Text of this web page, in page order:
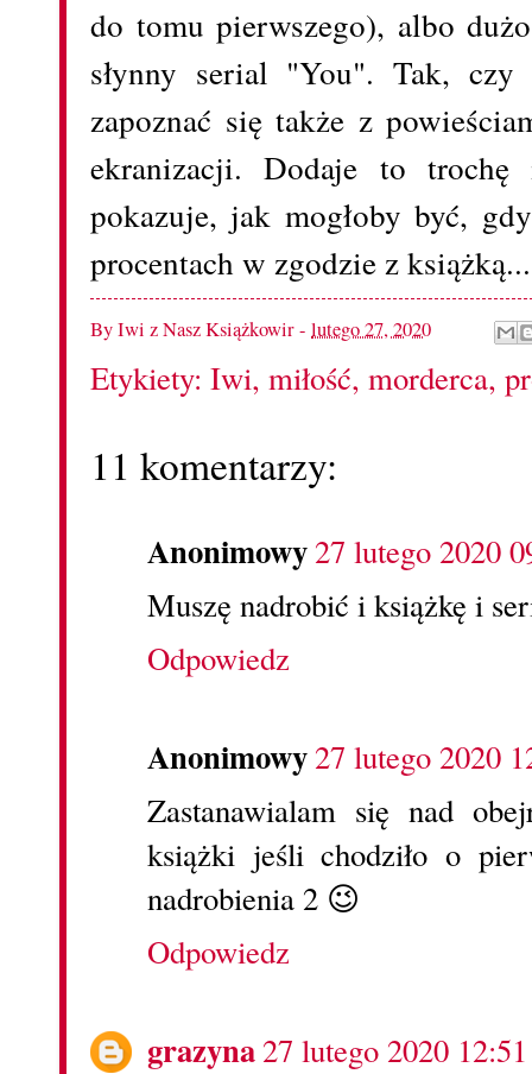
do tomu pierwszego), albo
słynny serial "You". Tak,
zapoznać się także z
ekranizacji. Dodaje to
pokazuje, jak mogłoby być,
procentach w zgodzie z
ByIwi z Nasz Książkowir- lutego 27, 2020
Etykiety: Iwi, miłość, morderca,
11 komentarzy:
Anonimowy27 lutego 2020
Muszę nadrobić i książkę i
Odpowiedz
Anonimowy27 lutego 2020
Zastanawialam się nad
książki jeśli chodziło o
nadrobienia 2 😉
Odpowiedz
grazyna27 lutego 2020 12:51